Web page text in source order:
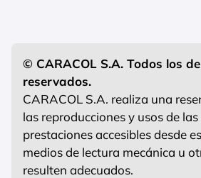
© CARACOL S.A. Todos los
reservados.
CARACOL S.A. realiza una
las reproducciones y usos de
prestaciones accesibles desde
medios de lectura mecánica u
resulten adecuados.